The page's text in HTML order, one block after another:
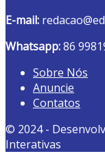
E-mail:
Whatsapp:86
Sobre Nós
Anuncie
Contatos
© 2024 -
Interativas